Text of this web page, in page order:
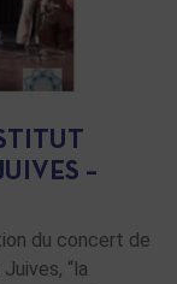
–
du concert de
“la